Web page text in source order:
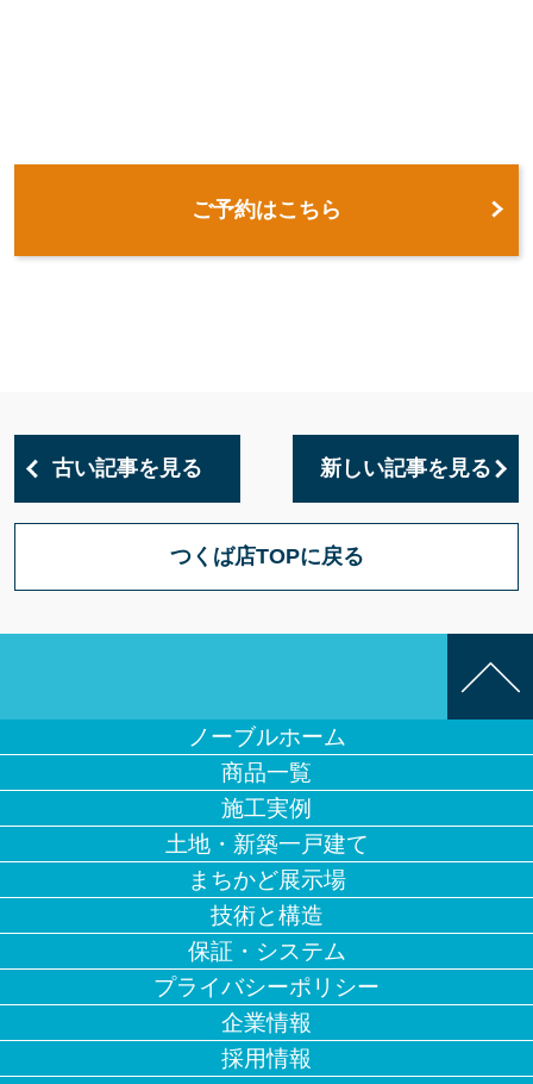
ご予約はこちら
古い記事を見る 新しい記事を見る
つくば店TOPに戻る
ノーブルホーム
商品一覧
施工実例
土地・新築一戸建て
まちかど展示場
技術と構造
保証・システム
プライバシーポリシー
企業情報
採用情報